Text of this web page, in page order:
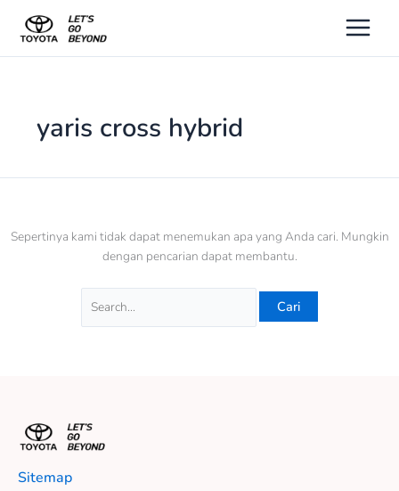
konten
yaris cross hybrid
Sepertinya kami tidak dapat menemukan apa yang Anda cari. Mungkin
dengan pencarian dapat membantu.
untuk:
Sitemap